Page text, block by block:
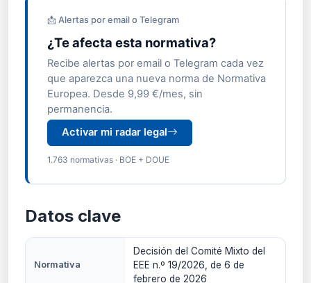
📩 Alertas por email o Telegram
¿Te afecta esta normativa?
Recibe alertas por email o Telegram cada vez
que aparezca una nueva norma de Normativa
Europea. Desde 9,99 €/mes, sin
permanencia.
Activar mi radar legal
1.763 normativas · BOE + DOUE
Datos clave
Normativa
Decisión del Comité Mixto del
EEE n.º 19/2026, de 6 de
febrero de 2026